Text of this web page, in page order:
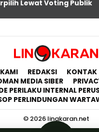
Lewat Voting Publik
REDAKSI KONTAK
MEDIA SIBER
PERILAKU INTERNAL
PERLINDUNGAN
© 2026 lingkaran.net